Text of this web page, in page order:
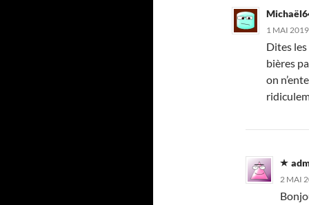
1 MAI
Dites
bières
on
2 MAI